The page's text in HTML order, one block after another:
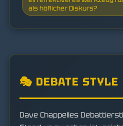
als höflicher Diskurs?
🎭 DEBATE STYLE
Dave Chappelles